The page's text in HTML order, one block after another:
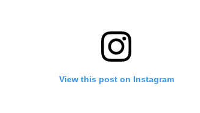
View this post on Instagram